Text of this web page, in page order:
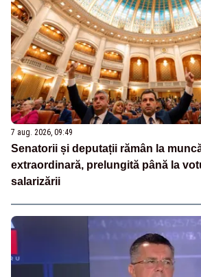
7 aug. 2026, 09:49
Senatorii și deputații rămân la
extraordinară, prelungită până la
salarizării